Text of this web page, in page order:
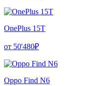
OnePlus 15T
от 50'480₽
Oppo Find N6